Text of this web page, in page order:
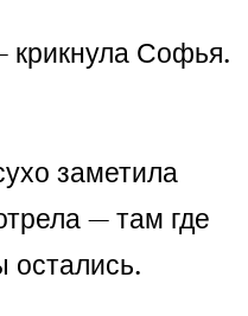
Софья.
заметила
— там где
остались.